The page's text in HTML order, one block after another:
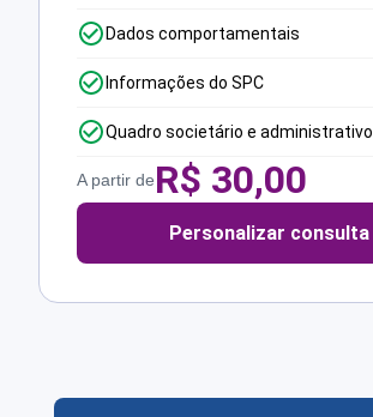
Dados comportamentais
Informações do SPC
Quadro societário e administrativo
A partir deR$ 30,00
Personalizar consulta